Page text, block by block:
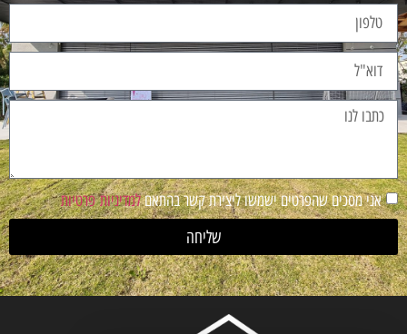
אני מסכים שהפרטים ישמשו ליצירת קשר בהתאםלמדיניות פרטיות
שליחה